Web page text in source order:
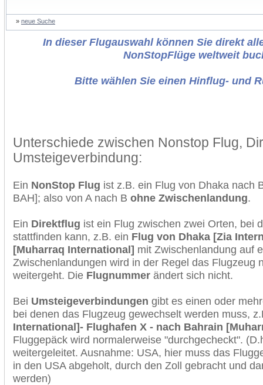
» neue Suche
In dieser Flugauswahl können Sie direkt
NonStopFlüge weltweit
Bitte wählen Sie einen Hinflug- und
Unterschiede zwischen Nonstop Flug,
Umsteigeverbindung:
Ein NonStop Flug ist z.B. ein Flug von Dhaka nach
BAH]; also von A nach B ohne Zwischenlandung.
Ein Direktflug ist ein Flug zwischen zwei Orten, bei
stattfinden kann, z.B. ein Flug von Dhaka [Zia
[Muharraq International] mit Zwischenlandung auf
Zwischenlandungen wird in der Regel das Flugzeug
weitergeht. Die Flugnummer ändert sich nicht.
Bei Umsteigeverbindungen gibt es einen oder
bei denen das Flugzeug gewechselt werden muss,
International]- Flughafen X - nach Bahrain
Fluggepäck wird normalerweise "durchgecheckt".
weitergeleitet. Ausnahme: USA, hier muss das
in den USA abgeholt, durch den Zoll gebracht und
werden)